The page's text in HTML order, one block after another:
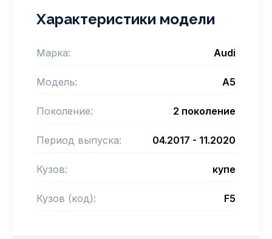
Характеристики модели
Марка: Audi
Модель: A5
Поколение: 2 поколение
Период выпуска: 04.2017 - 11.2020
Кузов: купе
Кузов (код): F5